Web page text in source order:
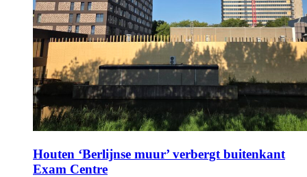
Houten ‘Berlijnse muur’ verbergt buitenkant
Exam Centre